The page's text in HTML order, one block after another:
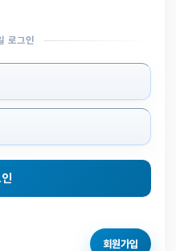
로그인
회원가입